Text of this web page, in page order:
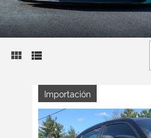
Importación